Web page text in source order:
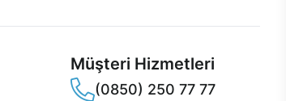
Müşteri Hizmetleri
(0850) 250 77 77